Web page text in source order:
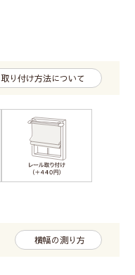
取り付け方法について
横幅の測り方